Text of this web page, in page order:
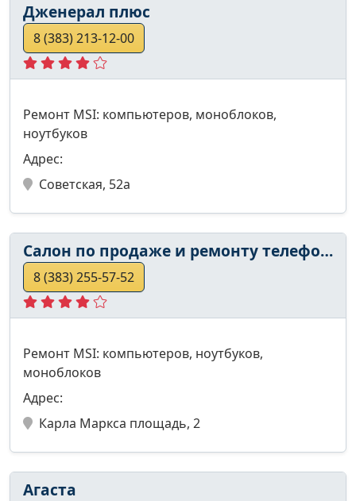
Дженерал плюс
8 (383) 213-12-00
Ремонт MSI: компьютеров, моноблоков,
ноутбуков
Адрес:
Советская, 52а
Салон по продаже и ремонту телефонии
8 (383) 255-57-52
Ремонт MSI: компьютеров, ноутбуков,
моноблоков
Адрес:
Карла Маркса площадь, 2
Агаста